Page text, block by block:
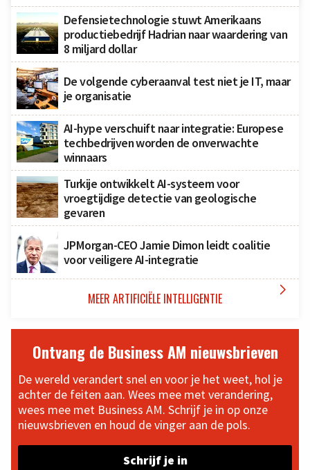
Defensietechnologie stuwt Amerikaans
productiebedrijf Hadrian naar waardering van
8 miljard dollar
De volgende cyberaanval test niet je IT, maar
je organisatie
AI-hype verschuift naar integratie: Europese
techbedrijven worden de onverwachte
winnaars
Turkije ontwikkelt AI-systeem voor
vroegtijdige detectie van geologische
gevaren
JPMorgan-CEO Jamie Dimon leidt coalitie
voor veiligere AI-integratie
MEER ARTIFICIËLE INTELLIGENTIE 
Ontvang de Business AM nieuwsbrieven
De wereld verandert snel en voor je het weet, hol je
achter de feiten aan. Wees mee met verandering,
wees mee met Business AM. Schrijf je in op onze
nieuwsbrieven en houd de vinger aan de pols.
Schrijf je in